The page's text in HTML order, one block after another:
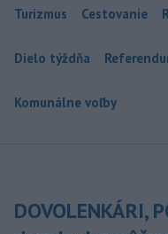
Turizmus Cestovanie
Dielo týždňa
Komunálne voľby
DOVOLENKÁRI,